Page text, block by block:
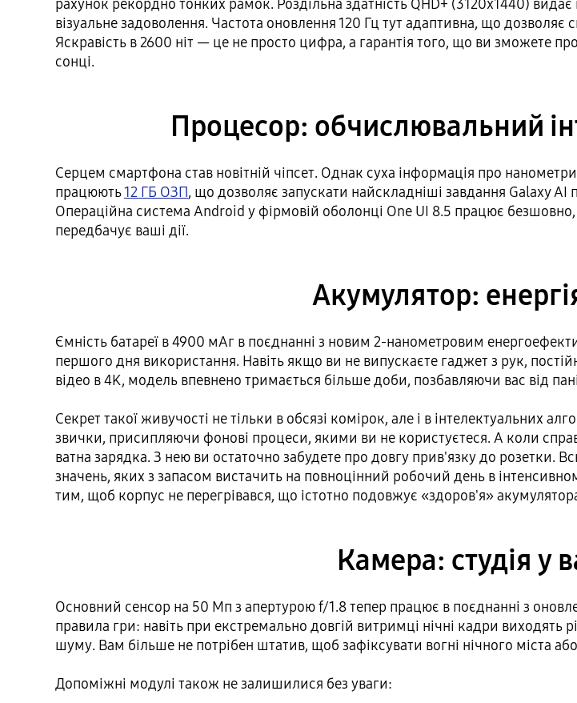
рахунок рекордно тонких рамок. Роздільна здатність QHD+ (3120x1440)
візуальне задоволення. Частота оновлення 120 Гц тут адаптивна, що дозволяє
Яскравість в 2600 ніт — це не просто цифра, а гарантія того, що ви зможете
сонці.
Процесор: обчислювальний
Серцем смартфона став новітній чіпсет. Однак суха інформація про
працюють12 ГБ ОЗП, що дозволяє запускати найскладніші завдання Galaxy
Операційна система Android у фірмовій оболонці One UI 8.5 працює
передбачує ваші дії.
Акумулятор:
Ємність батареї в 4900 мАг в поєднанні з новим 2-нанометровим
першого дня використання. Навіть якщо ви не випускаєте гаджет з рук,
відео в 4K, модель впевнено тримається більше доби, позбавляючи вас від
Секрет такої живучості не тільки в обсязі комірок, але і в інтелектуальних
звички, присипляючи фонові процеси, якими ви не користуєтеся. А коли
ватна зарядка. З нею ви остаточно забудете про довгу прив'язку до розетки.
значень, яких з запасом вистачить на повноцінний робочий день в
тим, щоб корпус не перегрівався, що істотно подовжує «здоров'я» акумулятора
Камера: студія у
Основний сенсор на 50 Мп з апертурою f/1.8 тепер працює в поєднанні з
правила гри: навіть при екстремально довгій витримці нічні кадри
шуму. Вам більше не потрібен штатив, щоб зафіксувати вогні нічного міста
Допоміжні модулі також не залишилися без уваги: